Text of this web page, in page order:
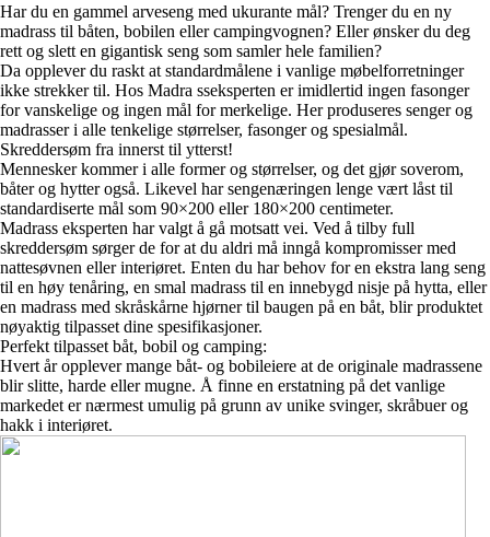
Har du en gammel arveseng med ukurante mål? Trenger du en ny
madrass til båten, bobilen eller campingvognen? Eller ønsker du deg
rett og slett en gigantisk seng som samler hele familien?
Da opplever du raskt at standardmålene i vanlige møbelforretninger
ikke strekker til. Hos Madra sseksperten er imidlertid ingen fasonger
for vanskelige og ingen mål for merkelige. Her produseres senger og
madrasser i alle tenkelige størrelser, fasonger og spesialmål.
Skreddersøm fra innerst til ytterst!
Mennesker kommer i alle former og størrelser, og det gjør soverom,
båter og hytter også. Likevel har sengenæringen lenge vært låst til
standardiserte mål som 90×200 eller 180×200 centimeter.
Madrass eksperten har valgt å gå motsatt vei. Ved å tilby full
skreddersøm sørger de for at du aldri må inngå kompromisser med
nattesøvnen eller interiøret. Enten du har behov for en ekstra lang seng
til en høy tenåring, en smal madrass til en innebygd nisje på hytta, eller
en madrass med skråskårne hjørner til baugen på en båt, blir produktet
nøyaktig tilpasset dine spesifikasjoner.
Perfekt tilpasset båt, bobil og camping:
Hvert år opplever mange båt- og bobileiere at de originale madrassene
blir slitte, harde eller mugne. Å finne en erstatning på det vanlige
markedet er nærmest umulig på grunn av unike svinger, skråbuer og
hakk i interiøret.